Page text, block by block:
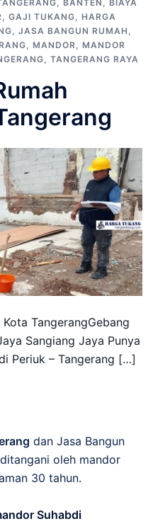
, BANTEN , BIAYA
, GAJI TUKANG, HARGA
, JASA BANGUN RUMAH ,
, MANDOR, MANDOR
, TANGERANG RAYA
TangerangGebang
Sangiang Jaya Punya
Periuk – Tangerang […]
dan Jasa Bangun
oleh mandor
30 tahun.
Suhabdi